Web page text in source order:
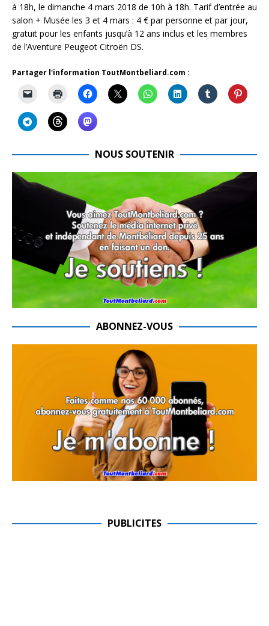
à 18h, le dimanche 4 mars 2018 de 10h à 18h. Tarif d’entrée au
salon + Musée les 3 et 4 mars : 4 € par personne et par jour,
gratuit pour les enfants jusqu’à 12 ans inclus et les membres
de l’Aventure Peugeot Citroën DS.
Partager l'information ToutMontbeliard.com :
NOUS SOUTENIR
ABONNEZ-VOUS
PUBLICITES